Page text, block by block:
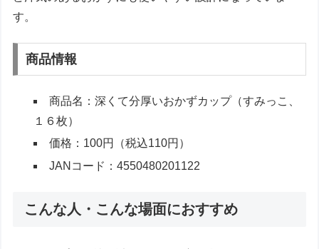
す。
商品情報
商品名：深くて分厚いおかずカップ（すみっこ、
１６枚）
価格：100円（税込110円）
JANコード：4550480201122
こんな人・こんな場面におすすめ